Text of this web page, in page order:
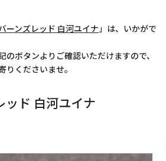
ーンズレッド 白河ユイナ」は、いかがで
ボタンよりご確認いただけますので、
りくださいませ。
ッド 白河ユイナ